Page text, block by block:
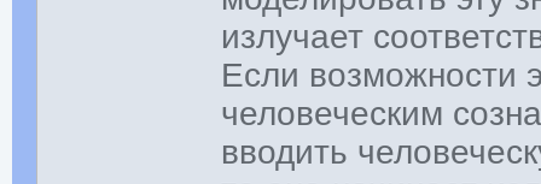
излучает
Если возможности
человеческим
вводить